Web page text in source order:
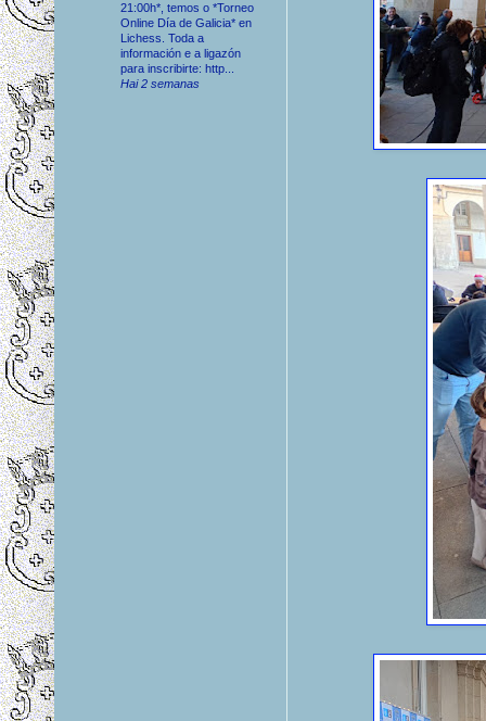
21:00h*, temos o *Torneo
Online Día de Galicia* en
Lichess. Toda a
información e a ligazón
para inscribirte: http...
Hai 2 semanas